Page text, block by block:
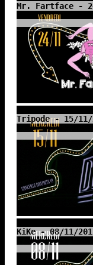
Mr. Fartface -
Tripode - 15/11/
KiKe - 08/11/